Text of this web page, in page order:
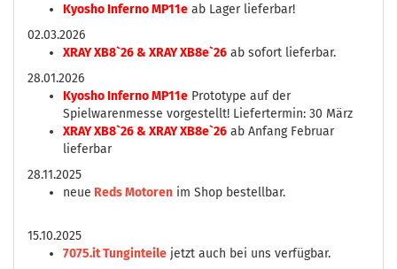
Kyosho Inferno MP11e ab Lager lieferbar!
02.03.2026
XRAY XB8`26 & XRAY XB8e`26 ab sofort lieferbar.
28.01.2026
Kyosho Inferno MP11e Prototype auf der
Spielwarenmesse vorgestellt! Liefertermin: 30 März
XRAY XB8`26 & XRAY XB8e`26 ab Anfang Februar
lieferbar
28.11.2025
neue Reds Motoren im Shop bestellbar.
15.10.2025
7075.it Tunginteile jetzt auch bei uns verfügbar.